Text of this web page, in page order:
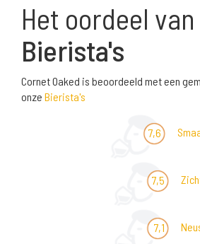
Het oordeel
Bierista's
Cornet Oaked is beoordeeld met een
onze Bierista's
7,6
7,5
7,1